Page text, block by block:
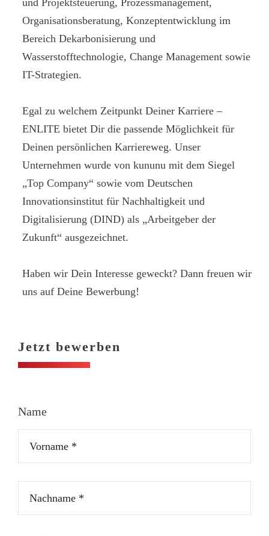
und Projektsteuerung, Prozessmanagement,
Organisationsberatung, Konzeptentwicklung im
Bereich Dekarbonisierung und
Wasserstofftechnologie, Change Management sowie
IT-Strategien.
Egal zu welchem Zeitpunkt Deiner Karriere –
ENLITE bietet Dir die passende Möglichkeit für
Deinen persönlichen Karriereweg. Unser
Unternehmen wurde von kununu mit dem Siegel
„Top Company“ sowie vom Deutschen
Innovationsinstitut für Nachhaltigkeit und
Digitalisierung (DIND) als „Arbeitgeber der
Zukunft“ ausgezeichnet.
Haben wir Dein Interesse geweckt? Dann freuen wir
uns auf Deine Bewerbung!
Jetzt bewerben
Name